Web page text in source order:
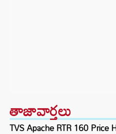
తాజావార్తలు
TVS Apache RTR 160 Price